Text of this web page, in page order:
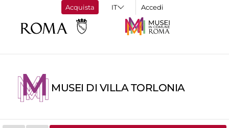
Acquista Accedi
MUSEI DI VILLA TORLONIA